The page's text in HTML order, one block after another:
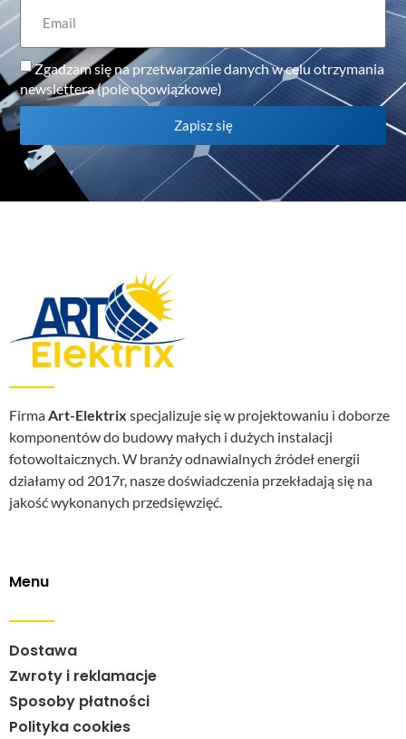
Zgadzam się na przetwarzanie danych w celu otrzymania
newslettera (pole obowiązkowe)
Zapisz się
FirmaArt-Elektrix specjalizuje się w projektowaniu i doborze
komponentów do budowy małych i dużych instalacji
fotowoltaicznych. W branży odnawialnych źródeł energii
działamy od 2017r, nasze doświadczenia przekładają się na
jakość wykonanych przedsięwzięć.
Menu
Dostawa
Zwroty i reklamacje
Sposoby płatności
Polityka cookies